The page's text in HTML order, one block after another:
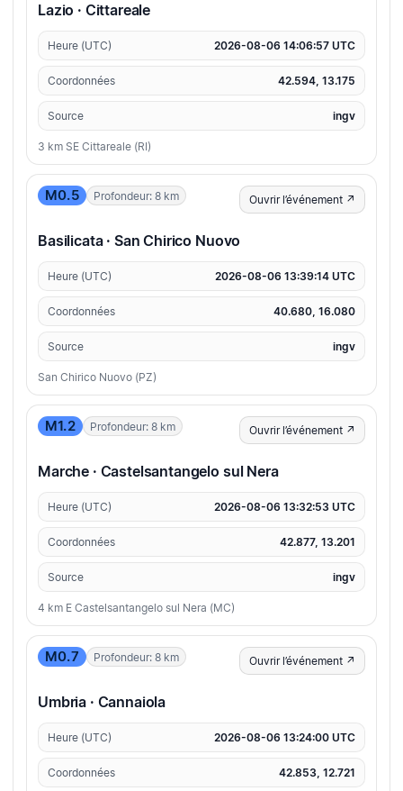
Lazio · Cittareale
Heure (UTC) 2026-08-06 14:06:57 UTC
Coordonnées 42.594, 13.175
Source ingv
3 km SE Cittareale (RI)
M0.5 Profondeur: 8 km Ouvrir l’événement ↗
Basilicata · San Chirico Nuovo
Heure (UTC) 2026-08-06 13:39:14 UTC
Coordonnées 40.680, 16.080
Source ingv
San Chirico Nuovo (PZ)
M1.2 Profondeur: 8 km Ouvrir l’événement ↗
Marche · Castelsantangelo sul Nera
Heure (UTC) 2026-08-06 13:32:53 UTC
Coordonnées 42.877, 13.201
Source ingv
4 km E Castelsantangelo sul Nera (MC)
M0.7 Profondeur: 8 km Ouvrir l’événement ↗
Umbria · Cannaiola
Heure (UTC) 2026-08-06 13:24:00 UTC
Coordonnées 42.853, 12.721